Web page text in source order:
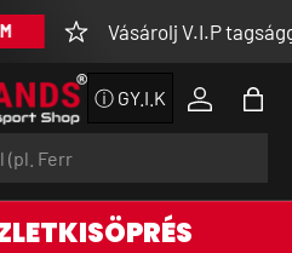
Vásárolj V.I.P tagsággal
ⓘ GY.I.K